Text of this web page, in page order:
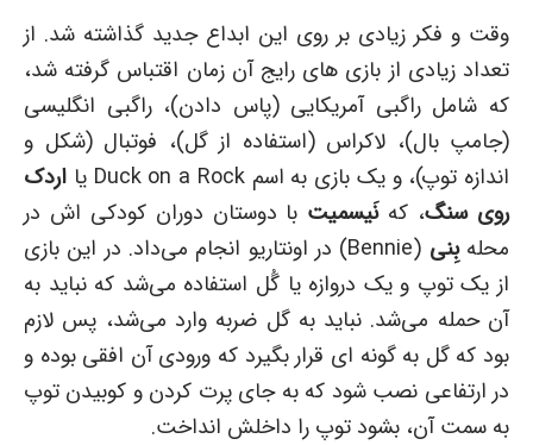
وقت و فکر زیادی بر روی این ابداع جدید گذاشته شد. از
تعداد زیادی از بازی های رایج آن زمان اقتباس گرفته شد،
که شامل راگبی آمریکایی (پاس دادن)، راگبی انگلیسی
(جامپ بال)، لاکراس (استفاده از گل)، فوتبال (شکل و
اندازه توپ)، و یک بازی به اسم Duck on a Rock یا
اردک
روی سنگ، کهنَیسمیت با دوستان دوران کودکی اش در
محلهبِنی
(Bennie) در اونتاریو انجام می‌داد. در این بازی
از یک توپ و یک دروازه یا گُل استفاده می‌شد که نباید به
آن حمله می‌شد. نباید به گل ضربه وارد می‌شد، پس لازم
بود که گل به گونه ای قرار بگیرد که ورودی آن افقی بوده و
در ارتفاعی نصب شود که به جای پرت کردن و کوبیدن توپ
به سمت آن، بشود توپ را داخلش انداخت.